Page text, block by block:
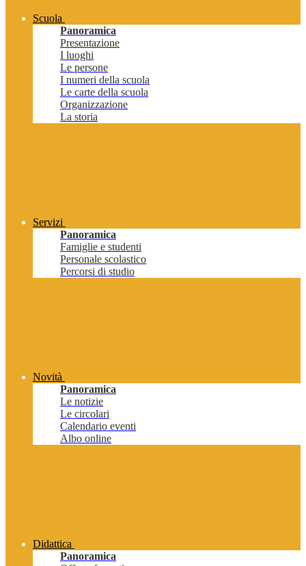
Scuola
Panoramica
Presentazione
I luoghi
Le persone
I numeri della scuola
Le carte della scuola
Organizzazione
La storia
Servizi
Panoramica
Famiglie e studenti
Personale scolastico
Percorsi di studio
Novità
Panoramica
Le notizie
Le circolari
Calendario eventi
Albo online
Didattica
Panoramica